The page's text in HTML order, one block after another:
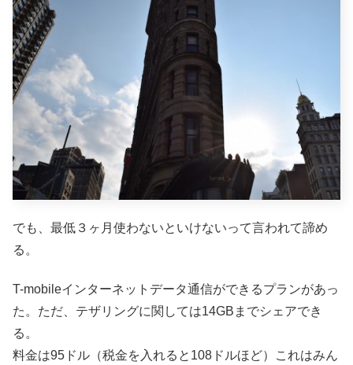
でも、最低３ヶ月使わないといけないって言われて諦め
る。
T-mobileインターネットデータ通信ができるプランがあっ
た。ただ、テザリングに関しては14GBまでシェアでき
る。
料金は95ドル（税金を入れると108ドルほど）これはみん